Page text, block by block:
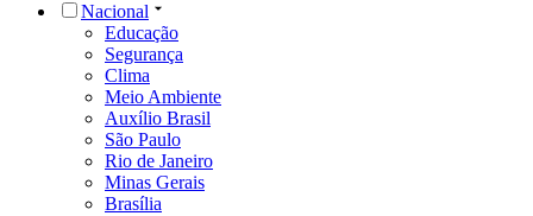
Nacional
Educação
Segurança
Clima
Meio Ambiente
Auxílio Brasil
São Paulo
Rio de Janeiro
Minas Gerais
Brasília